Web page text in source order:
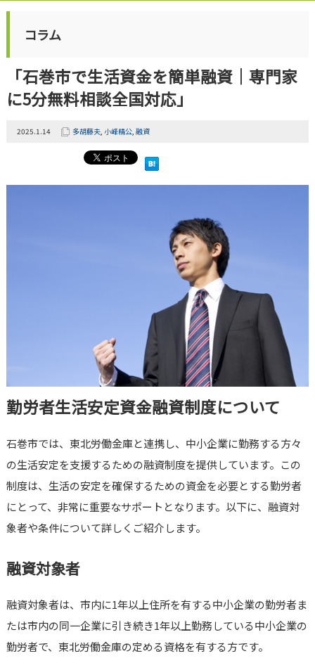
コラム
「石巻市で生活資金を簡単融資｜専門家
に5分無料相談全国対応」
2025.1.14 多胡藤夫, 小峰精公, 融資
勤労者生活安定資金融資制度について
石巻市では、東北労働金庫と連携し、中小企業に勤務する方々
の生活安定を支援するための融資制度を提供しています。この
制度は、生活の安定を確保するための資金を必要とする勤労者
にとって、非常に重要なサポートとなります。以下に、融資対
象者や条件について詳しくご紹介します。
融資対象者
融資対象者は、市内に1年以上住所を有する中小企業の勤労者ま
たは市内の同一企業に引き続き1年以上勤務している中小企業の
勤労者で、東北労働金庫の定める資格を有する方です。